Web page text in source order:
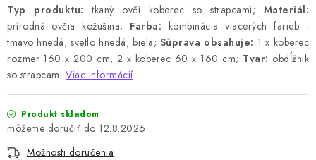
Typ produktu: tkaný ovčí koberec so strapcami; Materiál:
prírodná ovčia kožušina; Farba: kombinácia viacerých farieb -
tmavo hnedá, svetlo hnedá, biela; Súprava obsahuje: 1 x koberec
rozmer 160 x 200 cm, 2 x koberec 60 x 160 cm; Tvar: obdĺžnik
so strapcami Viac informácií
Produkt skladom
12.8.2026
Možnosti doručenia